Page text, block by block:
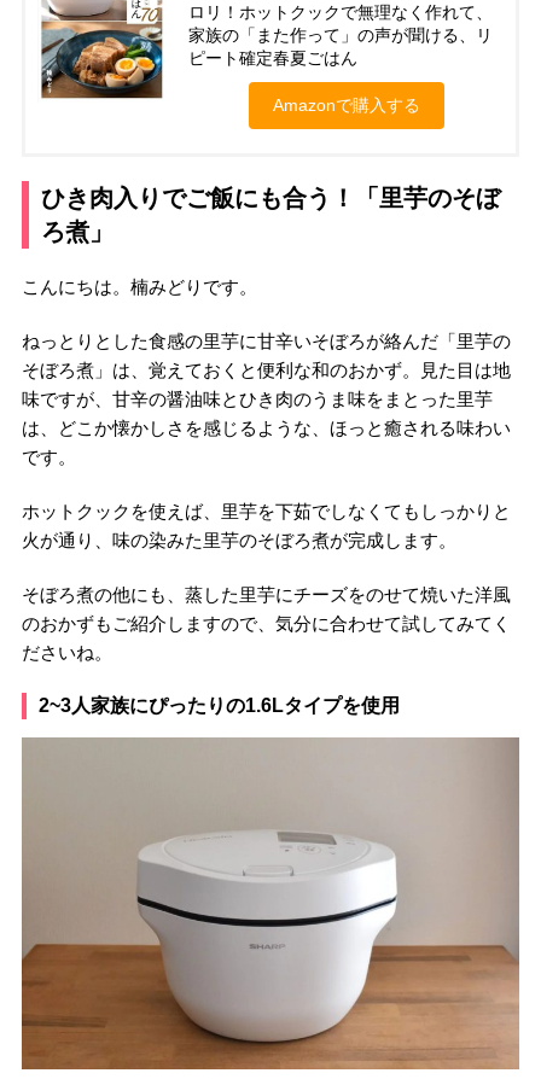
ロリ！ホットクックで無理なく作れて、
家族の「また作って」の声が聞ける、リ
ピート確定春夏ごはん
Amazonで購入する
ひき肉入りでご飯にも合う！「里芋のそぼ
ろ煮」
こんにちは。楠みどりです。
ねっとりとした食感の里芋に甘辛いそぼろが絡んだ「里芋の
そぼろ煮」は、覚えておくと便利な和のおかず。見た目は地
味ですが、甘辛の醤油味とひき肉のうま味をまとった里芋
は、どこか懐かしさを感じるような、ほっと癒される味わい
です。
ホットクックを使えば、里芋を下茹でしなくてもしっかりと
火が通り、味の染みた里芋のそぼろ煮が完成します。
そぼろ煮の他にも、蒸した里芋にチーズをのせて焼いた洋風
のおかずもご紹介しますので、気分に合わせて試してみてく
ださいね。
2~3人家族にぴったりの1.6Lタイプを使用